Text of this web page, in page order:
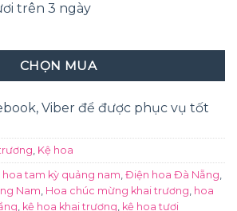
trên 3 ngày
CHỌN MUA
Viber để được phục vụ tốt
, Kệ hoa
tam kỳ quảng nam, Điện hoa Đà Nẵng,
Nam, Hoa chúc mừng khai trương, hoa
, kệ hoa khai trương, kệ hoa tươi